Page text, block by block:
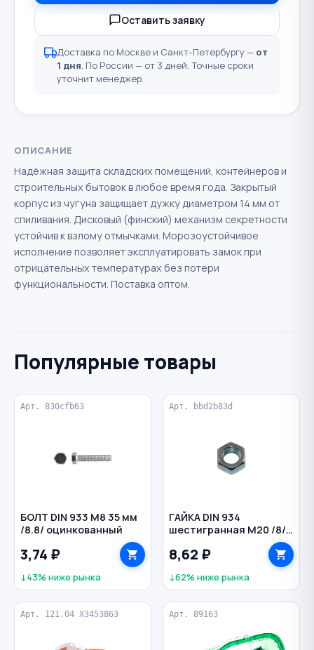
Оставить заявку
Доставка по Москве и Санкт-Петербургу — от
1 дня . По России — от 3 дней. Точные сроки
уточнит менеджер.
ОПИСАНИЕ
Надёжная защита складских помещений, контейнеров и
строительных бытовок в любое время года. Закрытый
корпус из чугуна защищает дужку диаметром 14 мм от
спиливания. Дисковый (финский) механизм секретности
устойчив к взлому отмычками. Морозоустойчивое
исполнение позволяет эксплуатировать замок при
отрицательных температурах без потери
функциональности. Поставка оптом.
Популярные товары
Арт. 830cfb63
БОЛТ DIN 933 M8 35 мм
/8.8/ оцинкованный
3,74 ₽
↓43% ниже рынка
Арт. bbd2b83d
ГАЙКА DIN 934
шестигранная M20 /8/
8,62 ₽
↓62% ниже рынка
Арт. 121.04 X3453863 Арт. 89163